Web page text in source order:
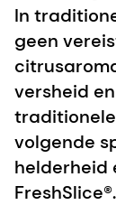
In
geen
versheid
volgende
helderheid
FreshSlice®.